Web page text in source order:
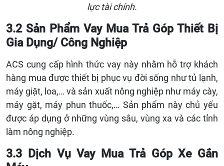
lực tài chính.
3.2 Sản Phẩm Vay Mua Trả Góp Thiết Bị
Gia Dụng/ Công Nghiệp
ACS cung cấp hình thức vay này nhằm hỗ trợ khách
hàng mua được thiết bị phục vụ đời sống như tủ lạnh,
máy giặt, loa,… và sản xuất nông nghiệp như máy cày,
máy gặt, máy phun thuốc,… Sản phẩm này chủ yếu
được áp dụng ở những vùng sâu, vùng xa và các tỉnh
làm nông nghiệp.
3.3 Dịch Vụ Vay Mua Trả Góp Xe Gắn